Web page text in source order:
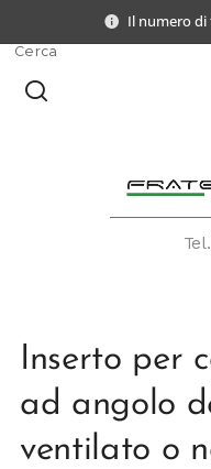
Il numero di
Tel.
Cerca
Inserto per
ad angolo
ventilato o